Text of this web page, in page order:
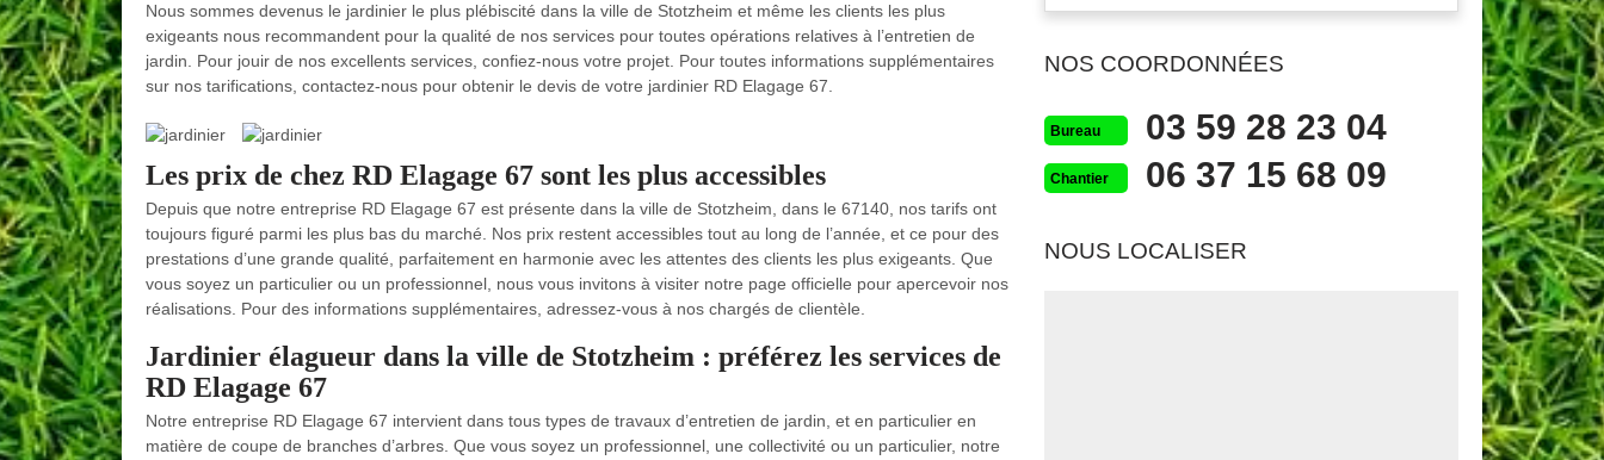
Nous sommes devenus le jardinier le plus plébiscité dans la ville de Stotzheim et même les clients les plus
exigeants nous recommandent pour la qualité de nos services pour toutes opérations relatives à l’entretien de
jardin. Pour jouir de nos excellents services, confiez-nous votre projet. Pour toutes informations supplémentaires
sur nos tarifications, contactez-nous pour obtenir le devis de votre jardinier RD Elagage 67.
Les prix de chez RD Elagage 67 sont les plus accessibles
Depuis que notre entreprise RD Elagage 67 est présente dans la ville de Stotzheim, dans le 67140, nos tarifs ont
toujours figuré parmi les plus bas du marché. Nos prix restent accessibles tout au long de l’année, et ce pour des
prestations d’une grande qualité, parfaitement en harmonie avec les attentes des clients les plus exigeants. Que
vous soyez un particulier ou un professionnel, nous vous invitons à visiter notre page officielle pour apercevoir nos
réalisations. Pour des informations supplémentaires, adressez-vous à nos chargés de clientèle.
Jardinier élagueur dans la ville de Stotzheim : préférez les services de
RD Elagage 67
Notre entreprise RD Elagage 67 intervient dans tous types de travaux d’entretien de jardin, et en particulier en
matière de coupe de branches d’arbres. Que vous soyez un professionnel, une collectivité ou un particulier, notre
NOS COORDONNÉES
Bureau 03 59 28 23 04
Chantier 06 37 15 68 09
NOUS LOCALISER